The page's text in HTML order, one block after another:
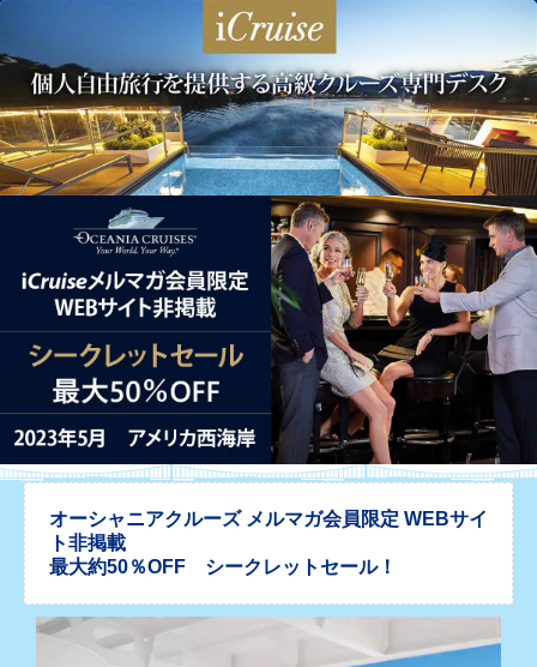
オーシャニアクルーズ メルマガ会員限定 WEBサイ
ト非掲載
最大約50％OFF シークレットセール！